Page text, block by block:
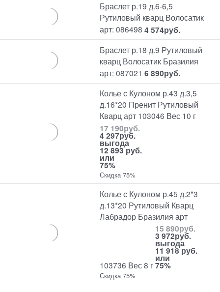
Браслет р.19 д.6-6,5
Рутиловый кварц Волосатик
арт: 086498 4 574руб.
Браслет р.18 д.9 Рутиловый
кварц Волосатик Бразилия
арт: 087021 6 890руб.
Колье с Кулоном р.43 д.3,5
д.16*20 Пренит Рутиловый
Кварц арт 103046 Вес 10 г
17 190руб.
4 297руб.
выгода
12 893 руб.
или
75%
Скидка 75%
Колье с Кулоном р.45 д.2*3
д.13*20 Рутиловый Кварц
Лабрадор Бразилия арт
103736 Вес 8 г
15 890руб.
3 972руб.
выгода
11 918 руб.
или
75%
Скидка 75%